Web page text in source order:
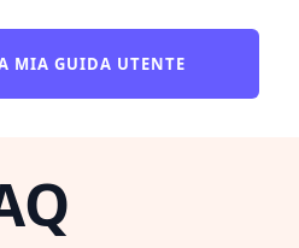
MIA GUIDA UTENTE